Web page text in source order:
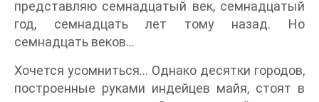
представляю семнадцатый век, семнадцатый
год, семнадцать лет тому назад. Но
семнадцать веков…
Хочется усомниться… Однако десятки городов,
построенные руками индейцев майя, стоят в